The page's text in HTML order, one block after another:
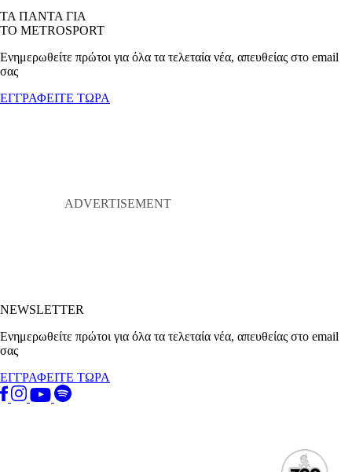
ΤΑ ΠΑΝΤΑ ΓΙΑ
ΤΟ METROSPORT
Ενημερωθείτε πρώτοι για όλα τα τελεταία νέα, απευθείας στο email
σας
ΕΓΓΡΑΦΕΙΤΕ ΤΩΡΑ
NEWSLETTER
Ενημερωθείτε πρώτοι για όλα τα τελεταία νέα, απευθείας στο email
σας
ΕΓΓΡΑΦΕΙΤΕ ΤΩΡΑ